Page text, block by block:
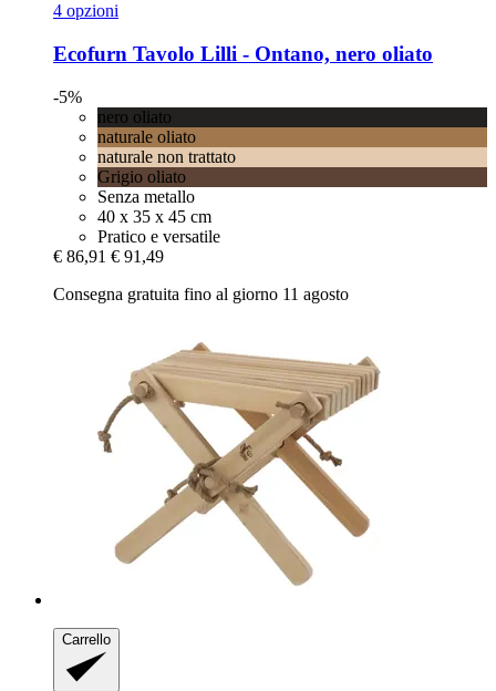
4 opzioni
Ecofurn Tavolo Lilli -​ Ontano, nero oliato
-5%
nero oliato
naturale oliato
naturale non trattato
Grigio oliato
Senza metallo
40 x 35 x 45 cm
Pratico e versatile
€ 86,91 € 91,49
Consegna gratuita fino al giorno 11 agosto
Carrello